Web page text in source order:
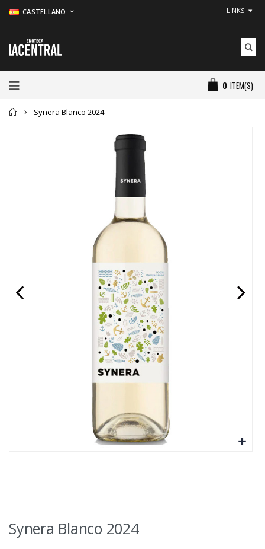
CASTELLANO LINKS
0 ITEM(S)
Inicio
Synera Blanco 2024
Synera Blanco 2024